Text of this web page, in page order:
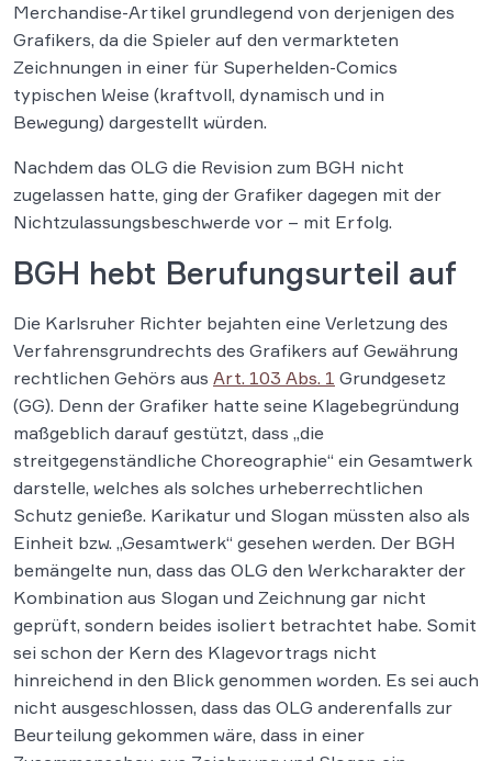
Merchandise-Artikel grundlegend von derjenigen des
Grafikers, da die Spieler auf den vermarkteten
Zeichnungen in einer für Superhelden-Comics
typischen Weise (kraftvoll, dynamisch und in
Bewegung) dargestellt würden.
Nachdem das OLG die Revision zum BGH nicht
zugelassen hatte, ging der Grafiker dagegen mit der
Nichtzulassungsbeschwerde vor – mit Erfolg.
BGH hebt Berufungsurteil auf
Die Karlsruher Richter bejahten eine Verletzung des
Verfahrensgrundrechts des Grafikers auf Gewährung
rechtlichen Gehörs aus Art. 103 Abs. 1 Grundgesetz
(GG). Denn der Grafiker hatte seine Klagebegründung
maßgeblich darauf gestützt, dass „die
streitgegenständliche Choreographie“ ein Gesamtwerk
darstelle, welches als solches urheberrechtlichen
Schutz genieße. Karikatur und Slogan müssten also als
Einheit bzw. „Gesamtwerk“ gesehen werden. Der BGH
bemängelte nun, dass das OLG den Werkcharakter der
Kombination aus Slogan und Zeichnung gar nicht
geprüft, sondern beides isoliert betrachtet habe. Somit
sei schon der Kern des Klagevortrags nicht
hinreichend in den Blick genommen worden. Es sei auch
nicht ausgeschlossen, dass das OLG anderenfalls zur
Beurteilung gekommen wäre, dass in einer